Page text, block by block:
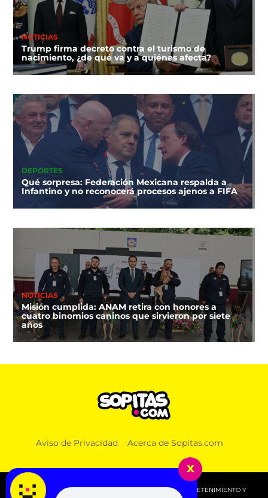
NOTICIAS
Trump firma decreto contra el turismo de
nacimiento, ¿de qué va y a quiénes afecta?
DEPORTES
Qué sorpresa: Federación Mexicana respalda a
Infantino y no reconocerá procesos ajenos a FIFA
NOTICIAS
Misión cumplida: ANAM retira con honores a
cuatro binomios caninos que sirvieron por siete
años
Aviso de Privacidad Acerca de Sopitas.com
© 2026 SOPITAS.COM - MÚSICA, NOTICIAS, DEPORTES, ENTRETENIMIENTO Y
x